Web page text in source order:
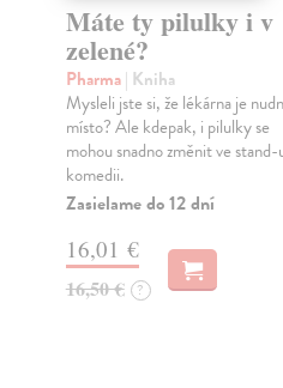
Máte ty pilulky i v
zelené?
Pharma| Kniha
Mysleli jste si, že lékárna je
místo? Ale kdepak, i pilulky se
mohou snadno změnit ve stand-
komedii.
Zasielame do 12 dní
16,01 €
16,50 € ?